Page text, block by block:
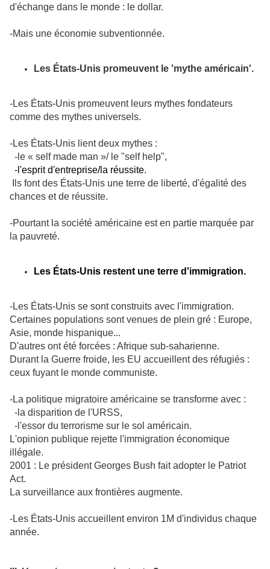
d'échange dans le monde : le dollar.
-Mais une économie subventionnée.
Les États-Unis promeuvent le 'mythe américain'.
-Les États-Unis promeuvent leurs mythes fondateurs
comme des mythes universels.
-Les États-Unis lient deux mythes :
-le « self made man »/ le "self help",
-l'esprit d'entreprise/la réussite.
Ils font des États-Unis une terre de liberté, d'égalité des
chances et de réussite.
-Pourtant la société américaine est en partie marquée par
la pauvreté.
Les États-Unis restent une terre d'immigration.
-Les États-Unis se sont construits avec l'immigration.
Certaines populations sont venues de plein gré : Europe,
Asie, monde hispanique...
D'autres ont été forcées : Afrique sub-saharienne.
Durant la Guerre froide, les EU accueillent des réfugiés :
ceux fuyant le monde communiste.
-La politique migratoire américaine se transforme avec :
-la disparition de l'URSS,
-l'essor du terrorisme sur le sol américain.
L'opinion publique rejette l'immigration économique
illégale.
2001 : Le président Georges Bush fait adopter le Patriot
Act.
La surveillance aux frontières augmente.
-Les États-Unis accueillent environ 1M d'individus chaque
année.